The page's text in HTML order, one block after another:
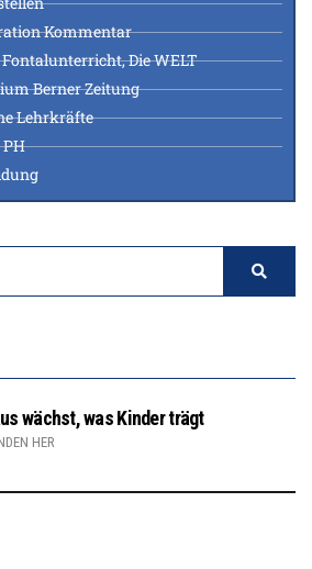
Kommentar
Die WELT
Berner Zeitung
Lehrkräfte
wächst, was Kinder trägt
HER